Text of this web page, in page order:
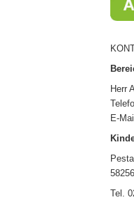
Herr
E-
Tel.